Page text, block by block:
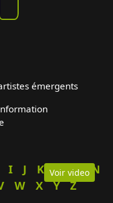
Voir video
émergents
I J K L M
N
W X Y Z